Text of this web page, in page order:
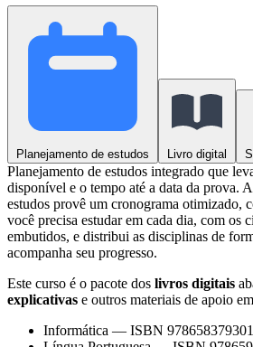
Planejamento de estudos Livro digital
Planejamento de estudos integrado que
disponível e o tempo até a data da prova.
estudos provê um cronograma otimizado,
você precisa estudar em cada dia, com os
embutidos, e distribui as disciplinas de
acompanha seu progresso.
Este curso é o pacote dos livros digitais
explicativas e outros materiais de apoio
Informática — ISBN